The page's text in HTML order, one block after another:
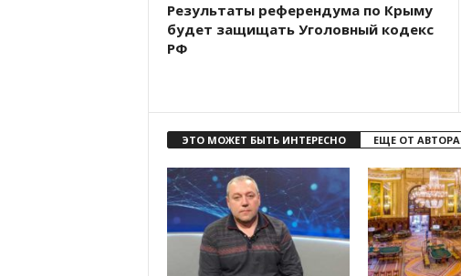
Результаты референдума по Крыму
будет защищать Уголовный кодекс
РФ
ЭТО МОЖЕТ БЫТЬ ИНТЕРЕСНО ЕЩЕ ОТ АВТОРА